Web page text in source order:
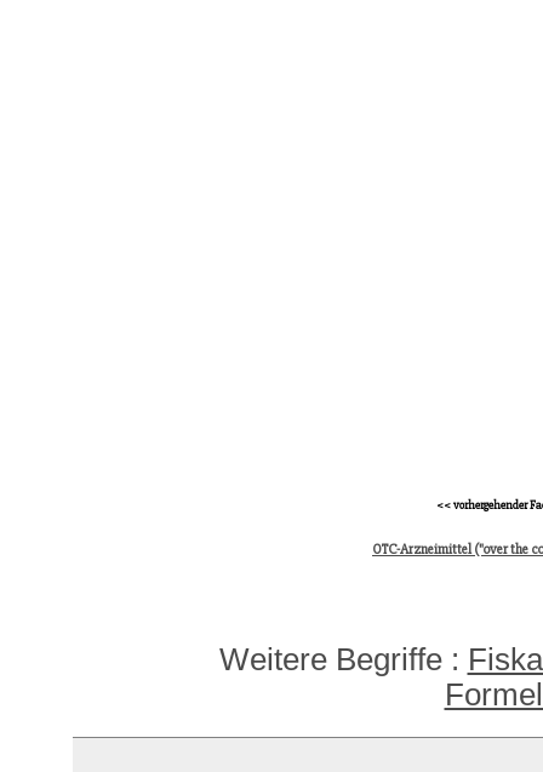
<< vorhergehender
OTC-Arzneimittel ("over the
Weitere Begriffe :